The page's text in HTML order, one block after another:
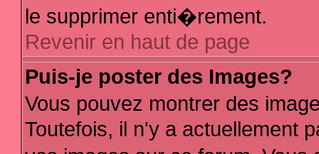
le supprimer enti�rement.
Revenir en haut de page
Puis-je poster des Images?
Vous pouvez montrer des
Toutefois, il n'y a actuellement